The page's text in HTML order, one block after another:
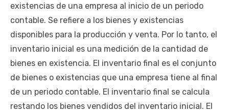
existencias de una empresa al inicio de un periodo
contable. Se refiere a los bienes y existencias
disponibles para la producción y venta. Por lo tanto, el
inventario inicial es una medición de la cantidad de
bienes en existencia. El inventario final es el conjunto
de bienes o existencias que una empresa tiene al final
de un periodo contable. El inventario final se calcula
restando los bienes vendidos del inventario inicial. El